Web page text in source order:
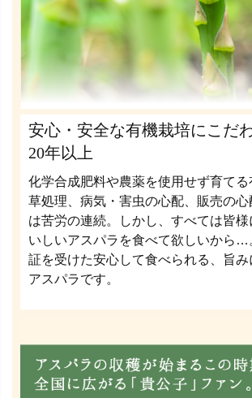
安心・安全な有機栽培にこだ
20年以上
化学合成肥料や農薬を使用せず育て
草処理、病気・害虫の心配、販売の
は苦労の連続。しかし、すべては皆
いしいアスパラを食べて欲しいから…
証を受けた安心して食べられる、旨み
アスパラです。